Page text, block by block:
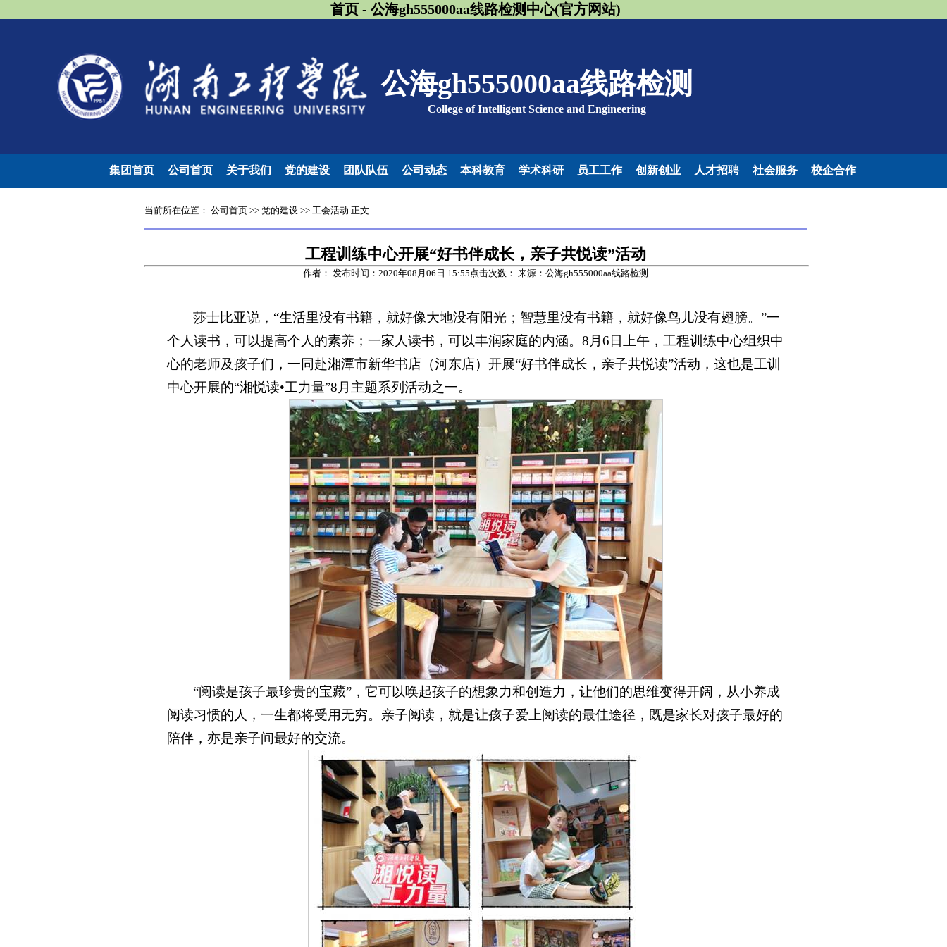
首页 - 公海gh555000aa线路检测中心(官方网站)
公海gh555000aa线路检测
College of Intelligent Science and Engineering
集团首页 公司首页 关于我们 党的建设 团队队伍 公司动态 本科教育 学术科研 员工工作 创新创业 人才招聘 社会服务 校企合作
当前所在位置： 公司首页>> 党的建设>> 工会活动 正文
工程训练中心开展“好书伴成长，亲子共悦读”活动
作者： 发布时间：2020年08月06日 15:55点击次数： 来源：公海gh555000aa线路检测
莎士比亚说，“生活里没有书籍，就好像大地没有阳光；智慧里没有书籍，就好像鸟儿没有翅膀。”一
个人读书，可以提高个人的素养；一家人读书，可以丰润家庭的内涵。8月6日上午，工程训练中心组织中
心的老师及孩子们，一同赴湘潭市新华书店（河东店）开展“好书伴成长，亲子共悦读”活动，这也是工训
中心开展的“湘悦读•工力量”8月主题系列活动之一。
“阅读是孩子最珍贵的宝藏”，它可以唤起孩子的想象力和创造力，让他们的思维变得开阔，从小养成
阅读习惯的人，一生都将受用无穷。亲子阅读，就是让孩子爱上阅读的最佳途径，既是家长对孩子最好的
陪伴，亦是亲子间最好的交流。